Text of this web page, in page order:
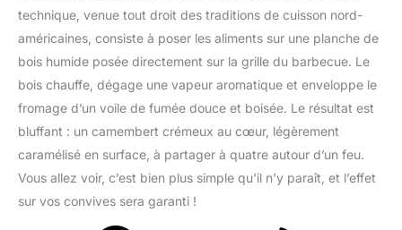
technique, venue tout droit des traditions de cuisson nord-
américaines, consiste à poser les aliments sur une planche de
bois humide posée directement sur la grille du barbecue. Le
bois chauffe, dégage une vapeur aromatique et enveloppe le
fromage d’un voile de fumée douce et boisée. Le résultat est
bluffant : un camembert crémeux au cœur, légèrement
caramélisé en surface, à partager à quatre autour d’un feu.
Vous allez voir, c’est bien plus simple qu’il n’y paraît, et l’effet
sur vos convives sera garanti !